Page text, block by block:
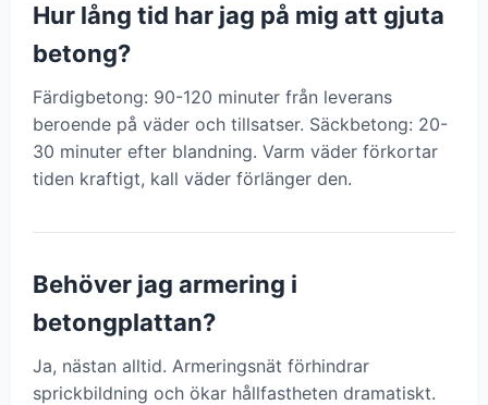
Hur lång tid har jag på mig att gjuta
betong?
Färdigbetong: 90-120 minuter från leverans
beroende på väder och tillsatser. Säckbetong: 20-
30 minuter efter blandning. Varm väder förkortar
tiden kraftigt, kall väder förlänger den.
Behöver jag armering i
betongplattan?
Ja, nästan alltid. Armeringsnät förhindrar
sprickbildning och ökar hållfastheten dramatiskt.